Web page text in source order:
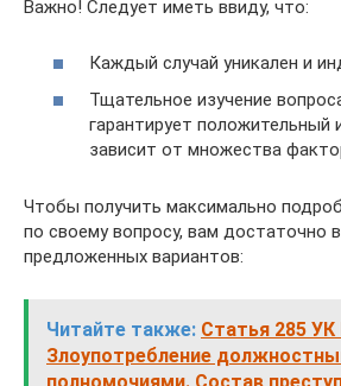
Важно! Следует иметь ввиду, что:
Каждый случай уникален и
Тщательное изучение
гарантирует положительный
зависит от множества
Чтобы получить максимально
по своему вопросу, вам достаточно
предложенных вариантов:
Читайте также: Статья 285
Злоупотребление